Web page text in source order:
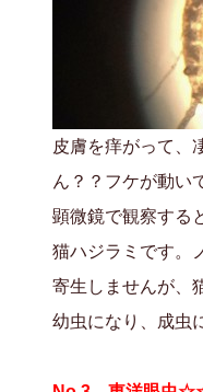
皮膚を痒がって、
ん？？フケが動い
顕微鏡で観察する
猫ハジラミです。
寄生しませんが、
幼虫になり、成虫